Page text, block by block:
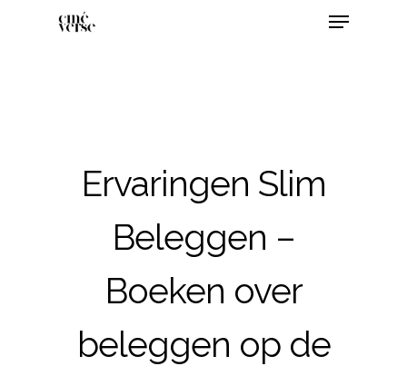
Ervaringen Slim
Beleggen –
Boeken over
beleggen op de